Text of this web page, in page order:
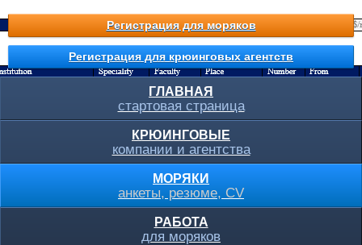
Регистрация для моряков
Регистрация для крюинговых агентств
ГЛАВНАЯ
стартовая страница
КРЮИНГОВЫЕ
компании и агентства
МОРЯКИ
анкеты, резюме, CV
РАБОТА
для моряков